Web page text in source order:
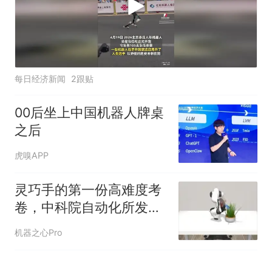
每日经济新闻 2跟贴
00后坐上中国机器人牌桌
之后
虎嗅APP
灵巧手的第一份高难度考
卷，中科院自动化所发布
DexJoCo
机器之心Pro